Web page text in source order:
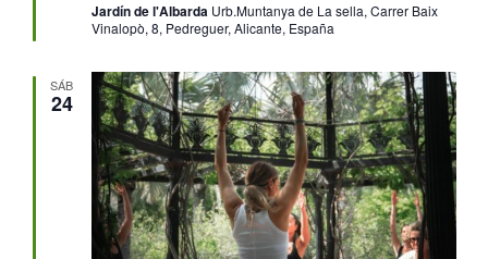
Jardín de l'Albarda Urb.Muntanya de La sella, Carrer Baix
Vinalopò, 8, Pedreguer, Alicante, España
SÁB
24